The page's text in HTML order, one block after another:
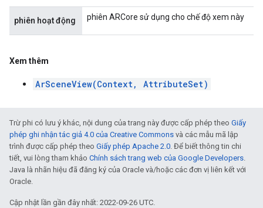
phiên hoạt động phiên ARCore sử dụng cho chế độ xem này
Xem thêm
ArSceneView(Context, AttributeSet)
Trừ phi có lưu ý khác, nội dung của trang này được cấp phép theo Giấy
phép ghi nhận tác giả 4.0 của Creative Commons và các mẫu mã lập
trình được cấp phép theo Giấy phép Apache 2.0. Để biết thông tin chi
tiết, vui lòng tham khảo Chính sách trang web của Google Developers.
Java là nhãn hiệu đã đăng ký của Oracle và/hoặc các đơn vị liên kết với
Oracle.
Cập nhật lần gần đây nhất: 2022-09-26 UTC.